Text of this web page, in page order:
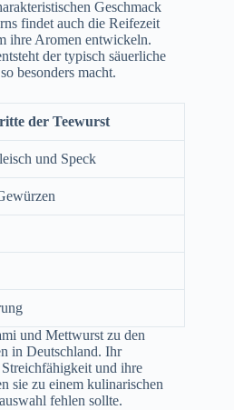
Geschmack
findet auch die Reifezeit
ihre Aromen entwickeln.
der typisch säuerliche
besonders macht.
der Teewurst
und Speck
und Mettwurst zu den
in Deutschland. Ihr
und ihre
sie zu einem kulinarischen
fehlen sollte.